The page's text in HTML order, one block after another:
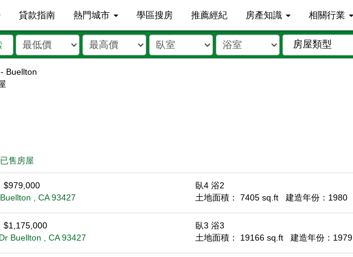
貸款指南 熱門城市 學區搜房 推薦經紀 房產知識 相關行業
房屋類型
Buellton
已售房屋
$979,000
, CA 93427
臥4 浴2
土地面積： 7405 sq.ft
建造年份：1980
$1,175,000
Buellton , CA 93427
臥3 浴3
土地面積： 19166 sq.ft
建造年份：1979